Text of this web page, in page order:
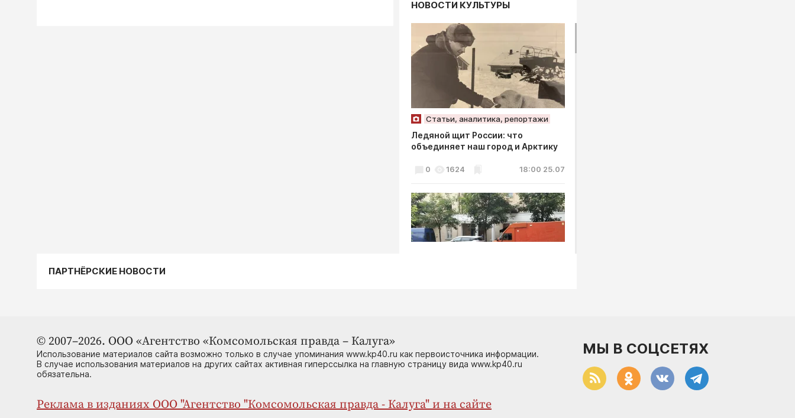
НОВОСТИ КУЛЬТУРЫ
Статьи, аналитика, репортажи
Ледяной щит России: что
объединяет наш город и Арктику
18:00 25.07
0 1624
ПАРТНЁРСКИЕ НОВОСТИ
© 2007–2026. ООО «Агентство «Комсомольская правда – Калуга»
Использование материалов сайта возможно только в случае упоминания www.kp40.ru как первоисточника информации.
В случае использования материалов на других сайтах активная гиперссылка на главную страницу вида www.kp40.ru
обязательна.
Реклама в изданиях ООО "Агентство "Комсомольская правда - Калуга" и на сайте
МЫ В СОЦСЕТЯХ